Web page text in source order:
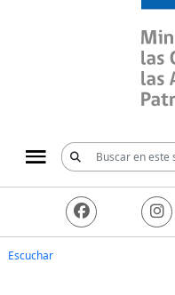
Ministerio
Escuchar